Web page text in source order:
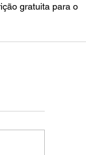
gratuita para o